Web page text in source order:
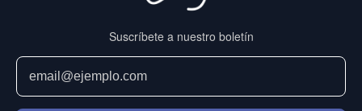
Suscríbete a nuestro boletín